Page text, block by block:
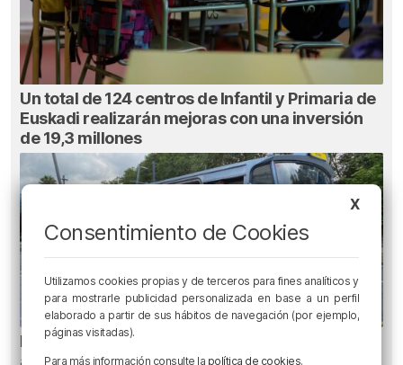
Un total de 124 centros de Infantil y Primaria de
Euskadi realizarán mejoras con una inversión
de 19,3 millones
Planes para esta semana en Bilbao, Bizkaia y
X
Consentimiento de Cookies
Utilizamos cookies propias y de terceros para fines analíticos y
para mostrarle publicidad personalizada en base a un perfil
elaborado a partir de sus hábitos de navegación (por ejemplo,
páginas visitadas).
Para más información consulte la política de cookies.